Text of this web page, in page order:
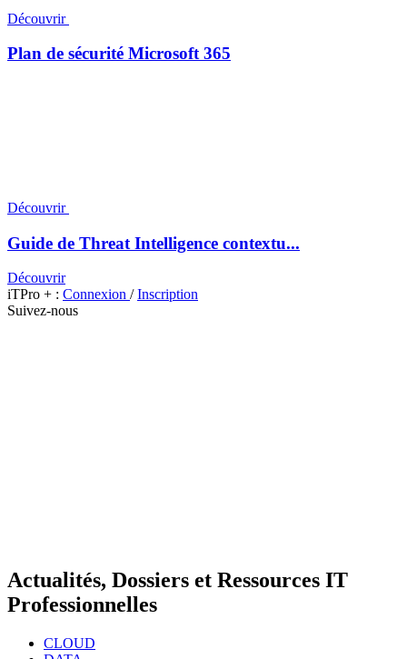
Découvrir
Plan de sécurité Microsoft 365
Découvrir
Guide de Threat Intelligence contextu...
Découvrir
iTPro + : Connexion /Inscription
Suivez-nous
Actualités, Dossiers et Ressources IT
Professionnelles
CLOUD